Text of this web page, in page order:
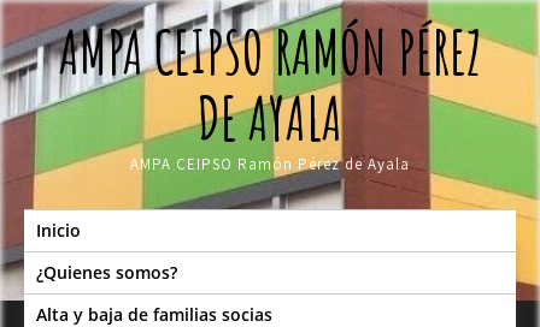
Skip
to
contentAMPA CEIPSO RAMÓN PÉREZ
DE AYALA
AMPA CEIPSO Ramón Pérez de Ayala
Inicio
¿Quienes somos?
Alta y baja de familias socias